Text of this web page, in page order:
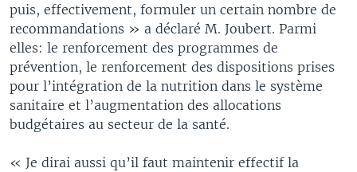
puis, effectivement, formuler un certain nombre de
recommandations » a déclaré M. Joubert. Parmi
elles: le renforcement des programmes de
prévention, le renforcement des dispositions prises
pour l’intégration de la nutrition dans le système
sanitaire et l’augmentation des allocations
budgétaires au secteur de la santé.
« Je dirai aussi qu’il faut maintenir effectif la